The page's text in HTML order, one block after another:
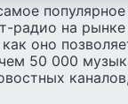
радио на
оно
50 000